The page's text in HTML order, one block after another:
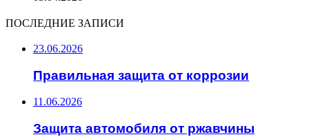
ПОСЛЕДНИЕ ЗАПИСИ
23.06.2026
Правильная защита от коррозии
11.06.2026
Защита автомобиля от ржавчины